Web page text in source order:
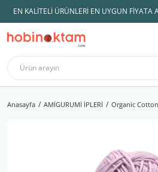
EN KALİTELİ ÜRÜNLERİ EN UYGUN FİYATA
Anasayfa AMİGURUMİ İPLERİ Organic